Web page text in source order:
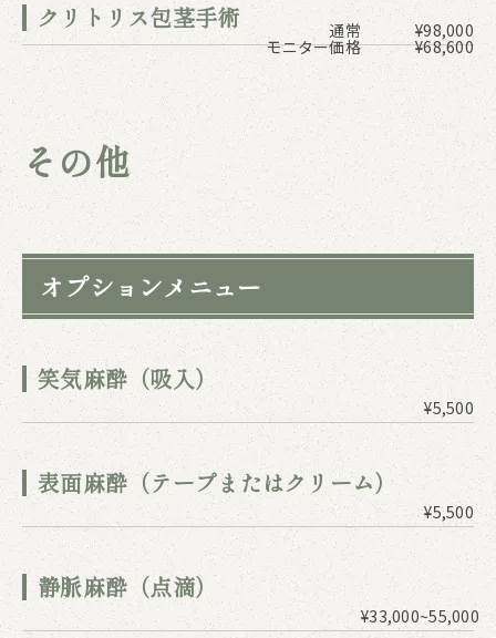
クリトリス包茎手術
モニター価格 ¥68,600
通常 ¥98,000
その他
オプションメニュー
笑気麻酔（吸入）
¥5,500
表面麻酔（テープまたはクリーム）
¥5,500
静脈麻酔（点滴）
¥33,000~55,000